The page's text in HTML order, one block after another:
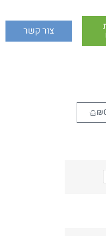
צור קשר
₪